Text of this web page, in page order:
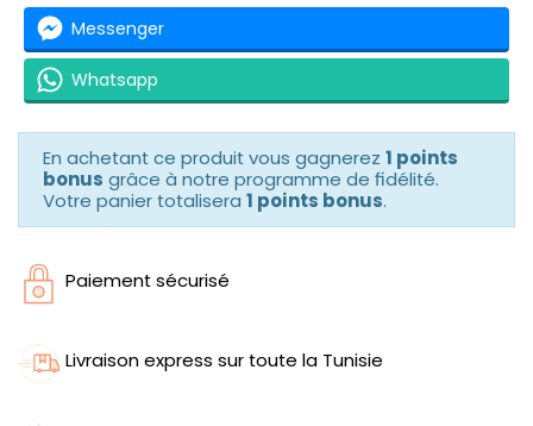
Messenger
Whatsapp
En achetant ce produit vous gagnerez 1 points
bonus grâce à notre programme de fidélité.
Votre panier totalisera 1 points bonus.
Paiement sécurisé
Livraison express sur toute la Tunisie